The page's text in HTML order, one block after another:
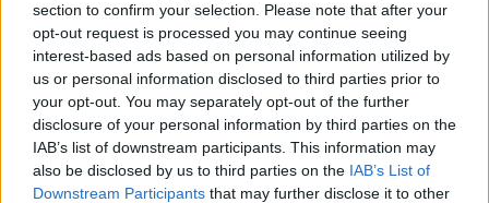
section to confirm your selection. Please note that after your
opt-out request is processed you may continue seeing
interest-based ads based on personal information utilized by
us or personal information disclosed to third parties prior to
your opt-out. You may separately opt-out of the further
disclosure of your personal information by third parties on the
IAB’s list of downstream participants. This information may
also be disclosed by us to third parties on the IAB’s List of
Downstream Participants that may further disclose it to other
Trvalky, ktoré znesú
sucho a teplo? Tieto
vysaďte na miesta, na
ktoré slnko svieti celý
deň
Nemusí to byť len
levanduľa! 7 fialových
krások, ktoré rozžiaria
vašu záhradu